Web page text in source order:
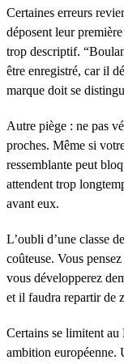
Certaines erreurs
déposent leur
trop descriptif.
être enregistré, car il
marque doit se
Autre piège : ne pas
proches. Même si
ressemblante peut
attendent trop
avant eux.
L’oubli d’une classe
coûteuse. Vous
vous développerez
et il faudra repartir de
Certains se limitent
ambition européenne.